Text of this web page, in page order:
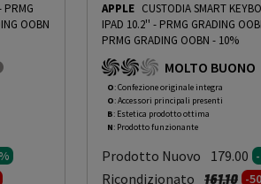
PRMG
OOBN
da
APPLE CUSTODIA SMART
IPAD 10.2'' - PRMG GRADING
PRMG GRADING OOBN - 10%
MOLTO BUONO
O: Confezione originale integra
O: Accessori principali presenti
B: Estetica prodotto ottima
N: Prodotto funzionante
Prodotto Nuovo 179.00
Ricondizionato Prezzo
161.10a-